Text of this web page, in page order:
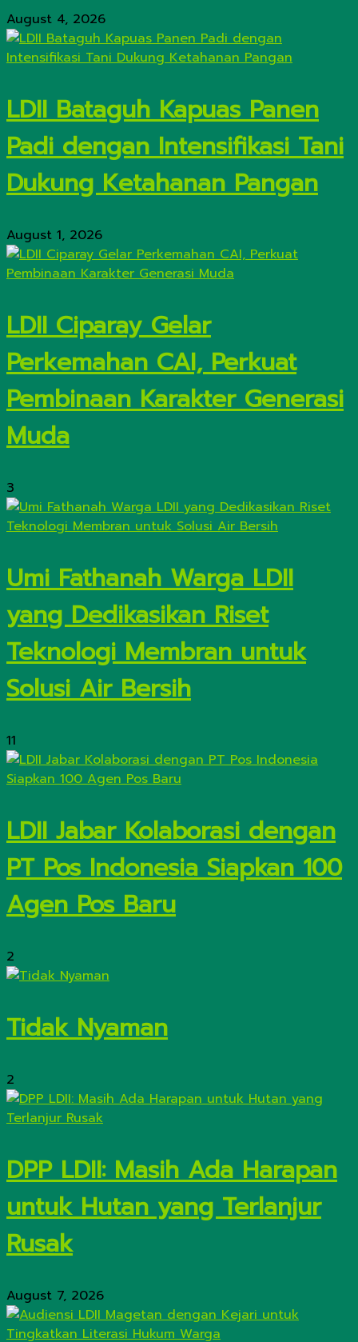
August 4, 2026
LDII Bataguh Kapuas Panen
Padi dengan Intensifikasi Tani
Dukung Ketahanan Pangan
August 1, 2026
LDII Ciparay Gelar
Perkemahan CAI, Perkuat
Pembinaan Karakter Generasi
Muda
3
Umi Fathanah Warga LDII
yang Dedikasikan Riset
Teknologi Membran untuk
Solusi Air Bersih
11
LDII Jabar Kolaborasi dengan
PT Pos Indonesia Siapkan 100
Agen Pos Baru
2
Tidak Nyaman
2
DPP LDII: Masih Ada Harapan
untuk Hutan yang Terlanjur
Rusak
August 7, 2026